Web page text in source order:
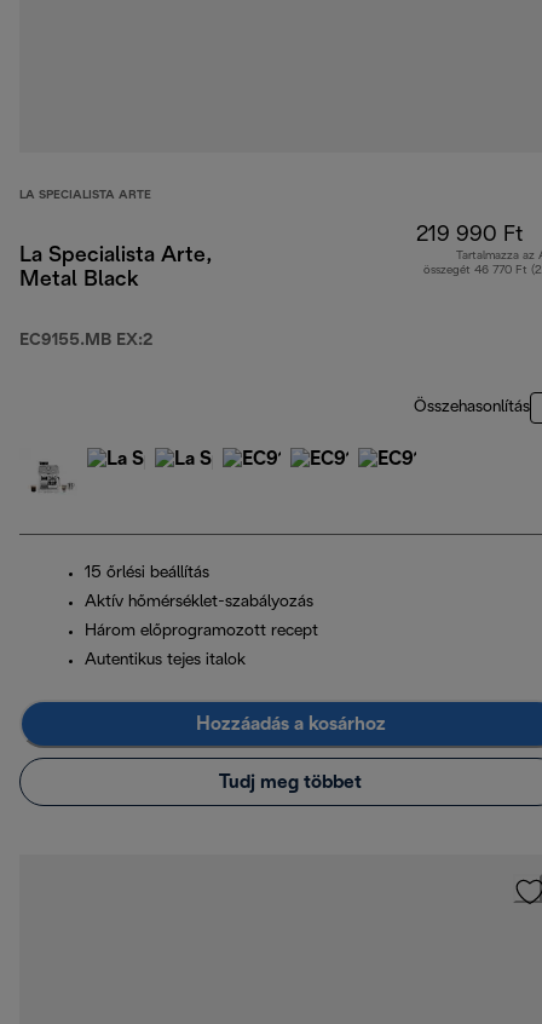
LA SPECIALISTA ARTE
La Specialista Arte,
Metal Black
EC9155.MB EX:2
219 990 Ft
Tartalmazza az
összegét 46 770 Ft
Összehasonlítás
15 őrlési beállítás
Aktív hőmérséklet-szabályozás
Három előprogramozott recept
Autentikus tejes italok
Hozzáadás a kosárhoz
Tudj meg többet